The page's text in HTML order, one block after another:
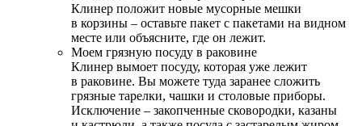
Клинер положит новые мусорные мешки
в корзины – оставьте пакет с пакетами на видном
месте или объясните, где он лежит.
Моем грязную посуду в раковине
Клинер вымоет посуду, которая уже лежит
в раковине. Вы можете туда заранее сложить
грязные тарелки, чашки и столовые приборы.
Исключение – закопченные сковородки, казаны